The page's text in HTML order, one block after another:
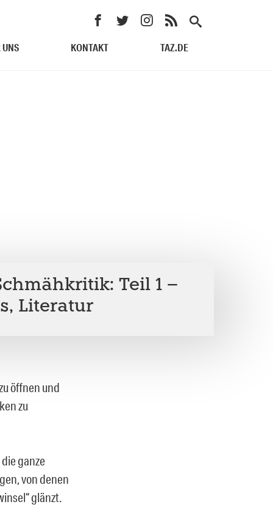
UNS KONTAKT TAZ.DE
Teil 1 –
Literatur
öffnen und
zu
ganze
von denen
glänzt.